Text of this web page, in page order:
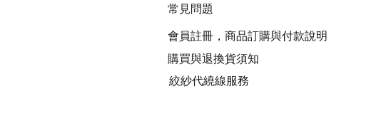
常見問題
會員註冊，商品訂購與付款說明
購買與退換貨須知
絞紗代繞線服務